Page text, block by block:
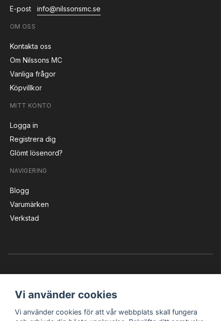
E-post
info@nilssonsmc.se
OM OSS
Kontakta oss
Om Nilssons MC
Vanliga frågor
Köpvillkor
MITT KONTO
Logga in
Registrera dig
Glömt lösenord?
NAVIGERING
Blogg
Varumärken
Verkstad
Instagram Facebook YouTube
Vi använder cookies
Vi använder cookies för att vår webbplats skall fungera